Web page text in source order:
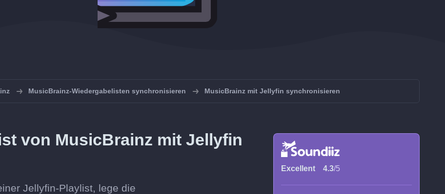
MusicBrainz-Wiedergabelisten synchronisieren MusicBrainz mit Jellyfin synchronisieren
von MusicBrainz mit Jellyfin
Jellyfin-Playlist, lege die
Excellent 4.3/5